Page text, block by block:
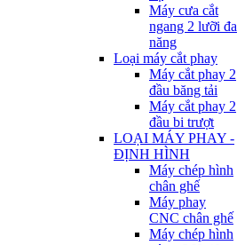
Máy cưa cắt
ngang 2 lưỡi đa
năng
Loại máy cắt phay
Máy cắt phay 2
đầu băng tải
Máy cắt phay 2
đầu bi trượt
LOẠI MÁY PHAY -
ĐỊNH HÌNH
Máy chép hình
chân ghế
Máy phay
CNC chân ghế
Máy chép hình